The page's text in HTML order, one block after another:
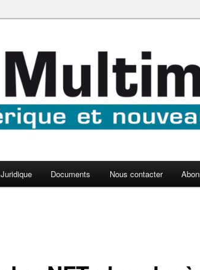
Juridique Documents Nous contacter